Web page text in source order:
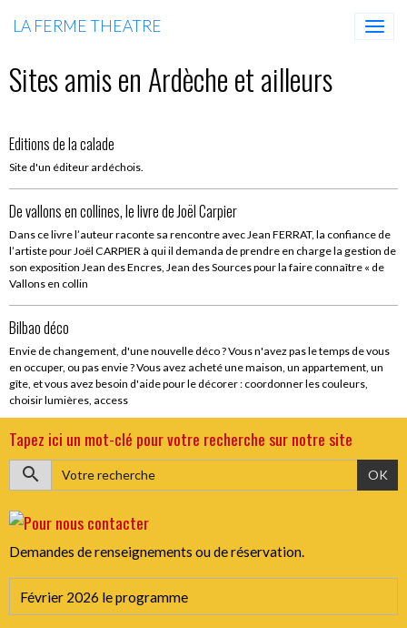
LA FERME THEATRE
Sites amis en Ardèche et ailleurs
Editions de la calade
Site d'un éditeur ardéchois.
De vallons en collines, le livre de Joël Carpier
Dans ce livre l’auteur raconte sa rencontre avec Jean FERRAT, la confiance de
l’artiste pour Joël CARPIER à qui il demanda de prendre en charge la gestion de
son exposition Jean des Encres, Jean des Sources pour la faire connaître « de
Vallons en collin
Bilbao déco
Envie de changement, d'une nouvelle déco ? Vous n'avez pas le temps de vous
en occuper, ou pas envie ? Vous avez acheté une maison, un appartement, un
gîte, et vous avez besoin d'aide pour le décorer : coordonner les couleurs,
choisir lumières, access
Tapez ici un mot-clé pour votre recherche sur notre site
OK
Demandes de renseignements ou de réservation.
Février 2026 le programme